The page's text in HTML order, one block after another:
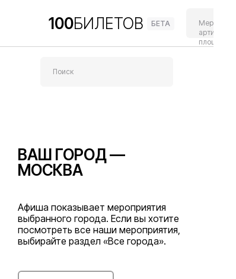
Поиск
ВАШ ГОРОД —
МОСКВА
Афиша показывает мероприятия
выбранного города. Если вы хотите
посмотреть все наши мероприятия,
выбирайте раздел «Все города».
100БИЛЕТОВ БЕТА
артисты,
площадки